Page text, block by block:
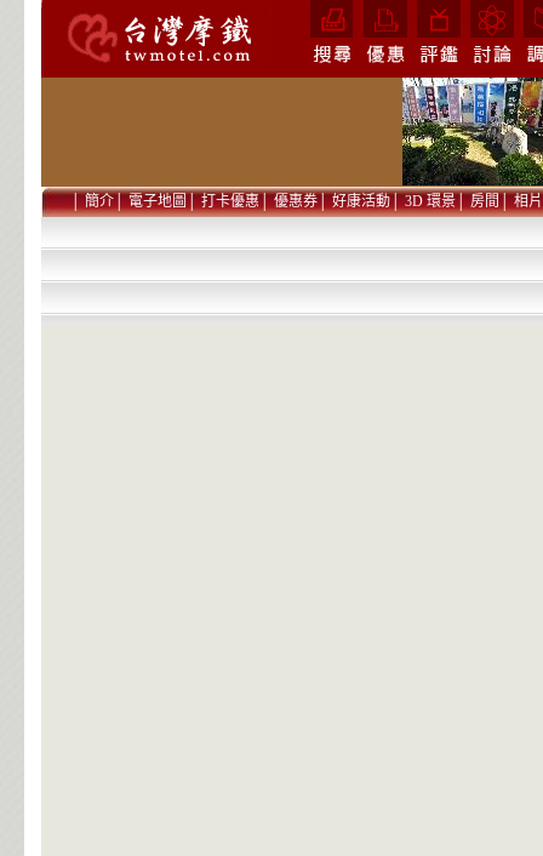
│簡介│電子地圖│打卡優惠│優惠券│好康活動│3D 環景│房間│相片